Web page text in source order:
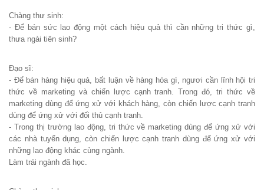
Chàng thư sinh:
- Để bán sức lao động một cách hiệu quả thì cần những tri thức gì,
thưa ngài tiên sinh?
Đạo sĩ:
- Để bán hàng hiệu quả, bất luận về hàng hóa gì, ngươi cần lĩnh hội tri
thức về marketing và chiến lược cạnh tranh. Trong đó, tri thức về
marketing dùng để ứng xử với khách hàng, còn chiến lược cạnh tranh
dùng để ứng xử với đối thủ cạnh tranh.
- Trong thị trường lao động, tri thức về marketing dùng để ứng xử với
các nhà tuyển dụng, còn chiến lược cạnh tranh dùng để ứng xử với
những lao động khác cùng ngành.
Làm trái ngành đã học.